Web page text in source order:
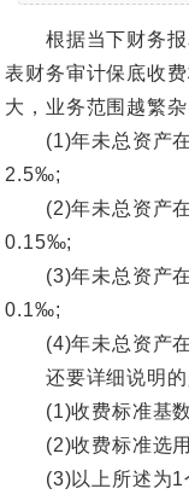
根据当下财务报
表财务审计保底收
大，业务范围越繁
(1)年未总资产在
2.5‰;
(2)年未总资产在
0.15‰;
(3)年未总资产在
0.1‰;
(4)年未总资产在
还要详细说明的
(1)收费标准基数
(2)收费标准选用
(3)以上所述为1